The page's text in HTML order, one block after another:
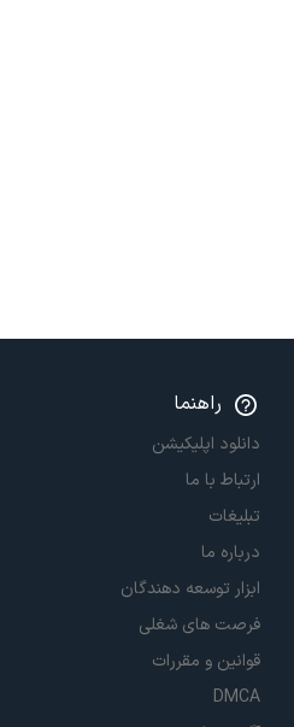
راهنما
دانلود اپلیکیشن
ارتباط با ما
تبلیغات
درباره ما
ابزار توسعه دهندگان
فرصت های شغلی
قوانین و مقررات
DMCA